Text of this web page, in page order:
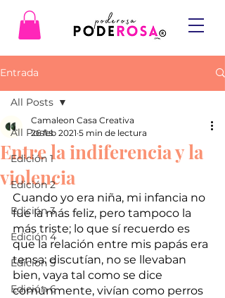
Entrada
All Posts
Edición 1
Edición 2
Edición 3
Edición 4
Edición 5
Edición 6
All Posts
Entre la indiferencia y la
violencia
Camaleon Casa Creativa
26 feb 2021 5 min de lectura
Cuando yo era niña, mi infancia no
fue la más feliz, pero tampoco la
más triste; lo que sí recuerdo es
que la relación entre mis papás era
tensa: discutían, no se llevaban
bien, vaya tal como se dice
comúnmente, vivían como perros